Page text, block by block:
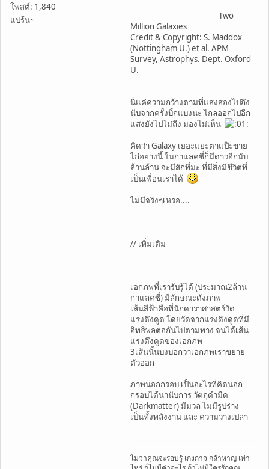
โพสต์: 1,840
แปร้น~
Two
Million Galaxies
Credit & Copyright: S. Maddox
(Nottingham U.) et al. APM
Survey, Astrophys. Dept. Oxford
U.
นี่แค่ความกว้างตามที่แสงส่องไปถึง
นับจากครั้งบิ้กแบงนะ ไกลออกไปอีก
แสงยังไปไม่ถึง มองไม่เห็น
คิดว่า Galaxy เยอะแยะตาแป๊ะขาย
ไก่อย่างนี้ ในกาแลคซี่ก็มีดาวอีกนับ
ล้านล้าน จะมีสักที่มะ ที่มีสิ่งมีชีวิตที่
เป็นเพื่อนเราได้
ไม่มีจริงๆเหรอ....
// เพิ่มเติม
เอกภพที่เรารับรู้ได้ (ประมาณ2ล้าน
กาแลคซี่) มีลักษณะดังภาพ
เส้นสีฟ้าคือที่นักดาราศาสตร์วัด
แรงดึงดูด โดยวัดจากแรงดึงดูดที่มี
อิทธิพลต่อกันไปตามทาง จนได้เส้น
แรงดึงดูดของเอกภพ
3เส้นนั้นบ่งบอกว่าเอกภพเราขยาย
ตัวออก
ภาพนอกกรอบ เป็นอะไรที่คิดนอก
กรอบได้นานับการ วัตถุดำมืด
(Darkmatter) มีมวล ไม่มีรูปร่าง
เป็นทั้งพลังงาน และ ความว่างเปล่า
ไม่ว่าคุณจะรอบรู้ เก่งกาจ กล้าหาญ เท่า